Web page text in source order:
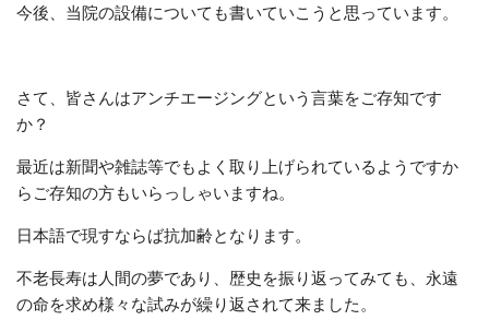
今後、当院の設備についても書いていこうと思っています。
さて、皆さんはアンチエージングという言葉をご存知です
か？
最近は新聞や雑誌等でもよく取り上げられているようですか
らご存知の方もいらっしゃいますね。
日本語で現すならば抗加齢となります。
不老長寿は人間の夢であり、歴史を振り返ってみても、永遠
の命を求め様々な試みが繰り返されて来ました。